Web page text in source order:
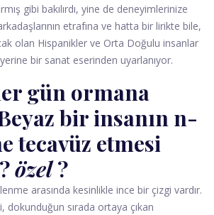
gibi bakılırdı, yine de deneyimlerinize
etrafına ve hatta bir lirikte bile,
olan Hispanikler ve Orta Doğulu insanlar
bir sanat eserinden uyarlanıyor.
gün ormana
bir insanın n-
tecavüz etmesi
özel?
arasında kesinlikle ince bir çizgi vardır.
dokunduğun sırada ortaya çıkan